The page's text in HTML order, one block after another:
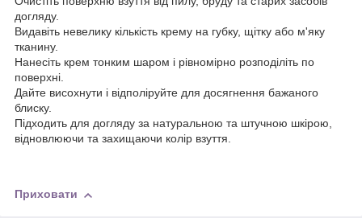
догляду.
Видавіть невелику кількість крему на губку, щітку або м'яку
тканину.
Нанесіть крем тонким шаром і рівномірно розподіліть по
поверхні.
Дайте висохнути і відполіруйте для досягнення бажаного
блиску.
Підходить для догляду за натуральною та штучною шкірою,
відновлюючи та захищаючи колір взуття.
Приховати